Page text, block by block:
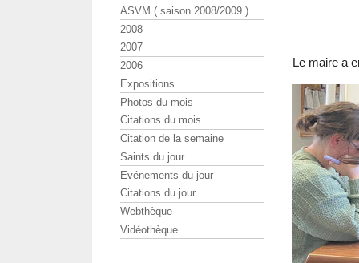
Le maire a
ASVM ( saison 2008/2009 )
2008
2007
2006
Expositions
Photos du mois
Citations du mois
Citation de la semaine
Saints du jour
Evénements du jour
Citations du jour
Webthèque
Vidéothèque